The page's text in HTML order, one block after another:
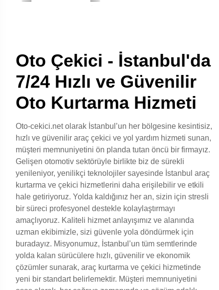
Oto Çekici - İstanbul'da
7/24 Hızlı ve Güvenilir
Oto Kurtarma Hizmeti
Oto-cekici.net olarak İstanbul’un her bölgesine kesintisiz,
hızlı ve güvenilir araç çekici ve yol yardım hizmeti sunan,
müşteri memnuniyetini ön planda tutan öncü bir firmayız.
Gelişen otomotiv sektörüyle birlikte biz de sürekli
yenileniyor, yenilikçi teknolojiler sayesinde İstanbul araç
kurtarma ve çekici hizmetlerini daha erişilebilir ve etkili
hale getiriyoruz. Yolda kaldığınız her an, sizin için stresli
bir süreci profesyonel destekle kolaylaştırmayı
amaçlıyoruz. Kaliteli hizmet anlayışımız ve alanında
uzman ekibimizle, sizi güvenle yola döndürmek için
buradayız. Misyonumuz, İstanbul’un tüm semtlerinde
yolda kalan sürücülere hızlı, güvenilir ve ekonomik
çözümler sunarak, araç kurtarma ve çekici hizmetinde
yeni bir standart belirlemektir. Müşteri memnuniyetini